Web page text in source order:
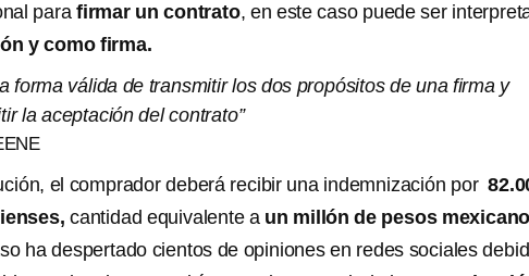
parafirmar un contrato, en este caso puede ser
y como firma.
forma válida de transmitir los dos propósitos de una firma y
la aceptación del contrato”
el comprador deberá recibir una indemnización por
cantidad equivalente a un millón de pesos
ha despertado cientos de opiniones en redes sociales